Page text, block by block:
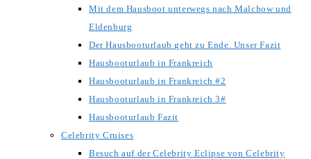
Mit dem Hausboot unterwegs nach Malchow und
Eldenburg
Der Hausbooturlaub geht zu Ende. Unser Fazit
Hausbooturlaub in Frankreich
Hausbooturlaub in Frankreich #2
Hausbooturlaub in Frankreich 3#
Hausbooturlaub Fazit
Celebrity Cruises
Besuch auf der Celebrity Eclipse von Celebrity